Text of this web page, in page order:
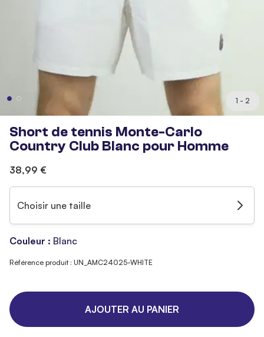
1 - 2
Short de tennis Monte-Carlo
Country Club Blanc pour Homme
38,99 €
Choisir une taille
Couleur : Blanc
Référence produit : UN_AMC24025-WHITE
AJOUTER AU PANIER